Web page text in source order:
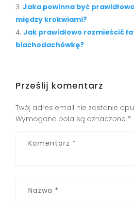
Jaka powinna być
między krokwiami?
Jak prawidłowo rozmieścić
blachodachówkę?
Prześlij komentarz
Twój adres email nie zostanie
Wymagane pola są oznaczone *